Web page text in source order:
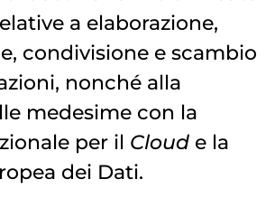
a elaborazione,
condivisione e scambio
nonché alla
medesime con la
per il Cloud e la
dei Dati.